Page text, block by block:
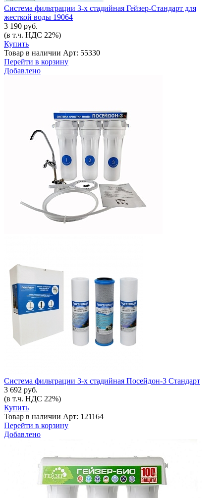
Система фильтрации 3-х стадийная Гейзер-Стандарт для
жесткой воды 19064
3 190 руб.
(в т.ч. НДС 22%)
Купить
Товар в наличии Арт: 55330
Перейти в корзину
Добавлено
Система фильтрации 3-х стадийная Посейдон-3 Стандарт
3 692 руб.
(в т.ч. НДС 22%)
Купить
Товар в наличии Арт: 121164
Перейти в корзину
Добавлено